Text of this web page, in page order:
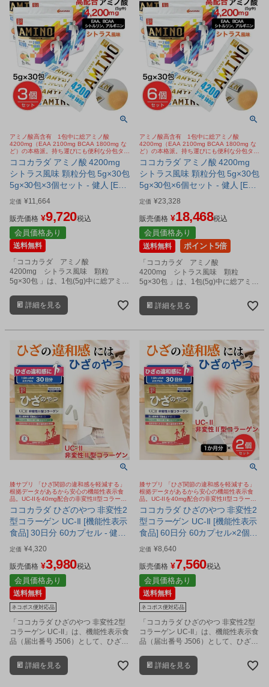
アミノ酸高含有 1包中に総アミノ酸
4200mg（EAA 2100mg BCAA 1800mg な
ど）の本格派。持ち運びにも便利な分包タイ
プの「アミノ酸」顆粒サプリ。シトラス風味
で飲みやすい。
ココカラダ アミノ酸 4200mg
シトラス風味 顆粒分包 5g×30包
5g×30包×3個セット - 健人 [EAA
2100mg/BCAA 1800mg]
定価 ¥11,664
販売価格 ¥9,720税込
会員価格あり
送料無料
「ココカラダ アミノ酸
4200mg シトラス風味 顆粒
5g×30包 」は、1包(5g)中に総アミノ
ミノ酸顆粒サプリメントです。
詳細を見る
アミノ酸高含有 1包中に総アミノ酸
4200mg（EAA 2100mg BCAA 1800mg な
ど）の本格派。持ち運びにも便利な分包タイ
プの「アミノ酸」顆粒サプリ。シトラス風味
で飲みやすい。
ココカラダ アミノ酸 4200mg
シトラス風味 顆粒分包 5g×30包
5g×30包×6個セット - 健人 [EAA
2100mg/BCAA 1800mg]
定価 ¥23,328
販売価格 ¥18,468税込
会員価格あり
送料無料 ポイント5倍
「ココカラダ アミノ酸
4200mg シトラス風味 顆粒
5g×30包 」は、1包(5g)中に総アミノ
ミノ酸顆粒サプリメントです。
詳細を見る
膝サプリ 「ひざ関節の違和感を軽減する」
根拠データがあるから安心の機能性表示食
品。UC-IIを40mg配合の非変性II型コラーゲ
ン。歩く、しゃがむ、階段の昇り降りサポー
ト
ココカラダ ひざのやつ 非変性2
型コラーゲン UC-II [機能性表示
食品] 30日分 60カプセル - 健人
[ひざ関節/サプリ] ※ネコポス対
応商品
定価 ¥4,320
販売価格 ¥3,980税込
会員価格あり
送料無料
ネコポス便対応品
「ココカラダ ひざのやつ 非変性2型
コラーゲン UC-II」は、機能性表示食
品（届出番号 J506）として、ひざ関
性をサポートするサプリメントで
す。
詳細を見る
膝サプリ 「ひざ関節の違和感を軽減する」
根拠データがあるから安心の機能性表示食
品。UC-IIを40mg配合の非変性II型コラーゲ
ン。歩く、しゃがむ、階段の昇り降りサポー
ト
ココカラダ ひざのやつ 非変性2
型コラーゲン UC-II [機能性表示
食品] 60日分 60カプセル×2個セ
ット - 健人 [ひざ関節/サプリ] ※
ネコポス対応商品
定価 ¥8,640
販売価格 ¥7,560税込
会員価格あり
送料無料
ネコポス便対応品
「ココカラダ ひざのやつ 非変性2型
コラーゲン UC-II」は、機能性表示食
品（届出番号 J506）として、ひざ関
性をサポートするサプリメントで
す。
詳細を見る